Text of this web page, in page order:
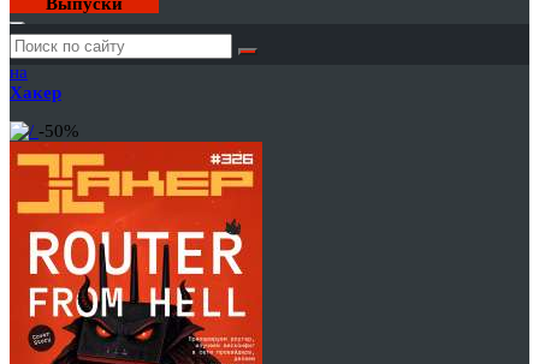
Выпуски
Годовая
подписка
на
Хакер
-50%